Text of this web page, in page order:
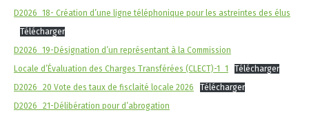
D2026_18- Création d’une ligne téléphonique pour les astreintes des élus
Télécharger
D2026_19-Désignation d’un représentant à la Commission
Locale d’Évaluation des Charges Transférées (CLECT)-1_1
Télécharger
D2026_20 Vote des taux de fisclaité locale 2026
Télécharger
D2026_21-Délibération pour d’abrogation